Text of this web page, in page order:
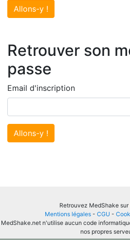
Allons-y !
Retrouver son
passe
Email d'inscription
Allons-y !
Retrouvez MedShake sur
Mentions légales - CGU -
MedShake.net n'utilise aucun code
nos propres